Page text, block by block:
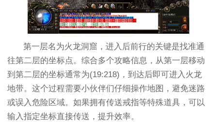
第一层名为火龙洞窟，进入后前行的关键是找准通
往第二层的坐标点。综合多个攻略信息，从第一层移动
到第二层的坐标通常为(19:218)，到达后即可进入火龙
地带。这个过程需要小伙伴们仔细操作地图，避免迷路
或误入危险区域。如果拥有传送戒指等特殊道具，可以
输入指定坐标直接传送，提升效率。